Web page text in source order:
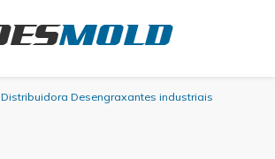
Distribuidora Desengraxantes industriais